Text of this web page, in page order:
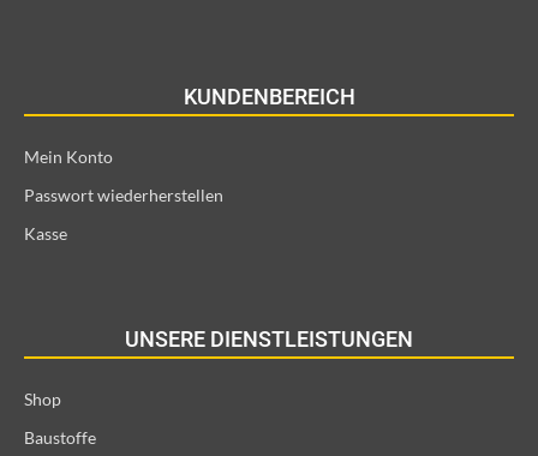
KUNDENBEREICH
Mein Konto
Passwort wiederherstellen
Kasse
UNSERE DIENSTLEISTUNGEN
Shop
Baustoffe